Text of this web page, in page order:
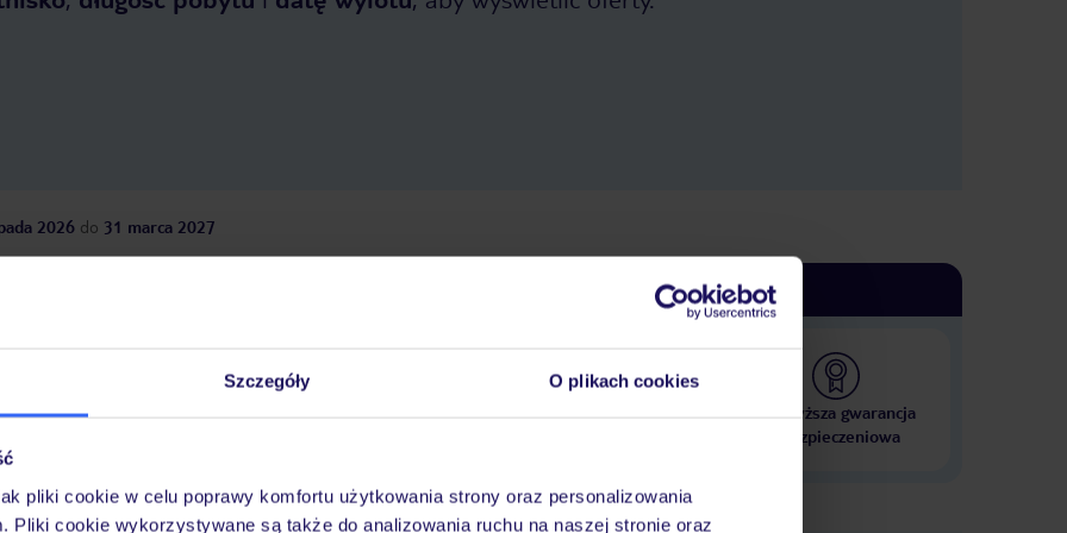
Szczegóły O plikach cookies
pliki cookie w celu poprawy komfortu użytkowania strony oraz personalizowania
Pliki cookie wykorzystywane są także do analizowania ruchu na naszej stronie oraz
2026 do 31 marca 2027
30 lat w Polsce
Najwyższa gwarancja
ubezpieczeniowa